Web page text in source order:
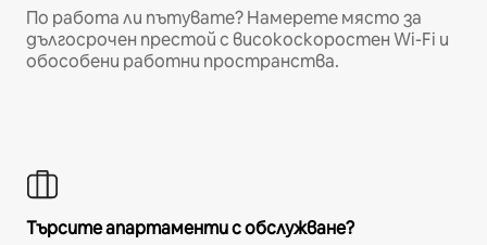
По работа ли пътувате? Намерете място за
дългосрочен престой с високоскоростен Wi-Fi и
обособени работни пространства.
Търсите апартаменти с обслужване?